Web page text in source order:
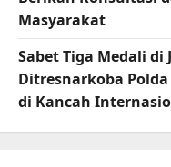
Masyarakat
Sabet Tiga Medali di
Ditresnarkoba
di Kancah